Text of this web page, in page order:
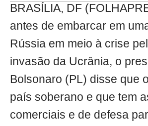
BRASÍLIA, DF
antes de embarcar em
Rússia em meio à crise
invasão da Ucrânia, o
Bolsonaro (PL) disse que
país soberano e que tem
comerciais e de defesa